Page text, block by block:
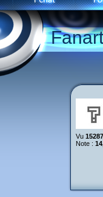
Vu 15287
Note :